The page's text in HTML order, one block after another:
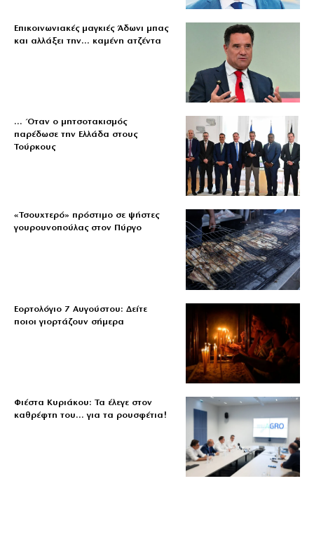
Επικοινωνιακές μαγκιές Άδωνι μπας
και αλλάξει την… καμένη ατζέντα
… Όταν ο μητσοτακισμός
παρέδωσε την Ελλάδα στους
Τούρκους
«Τσουχτερό» πρόστιμο σε ψήστες
γουρουνοπούλας στον Πύργο
Εορτολόγιο 7 Αυγούστου: Δείτε
ποιοι γιορτάζουν σήμερα
Φιέστα Κυριάκου: Τα έλεγε στον
καθρέφτη του… για τα ρουσφέτια!